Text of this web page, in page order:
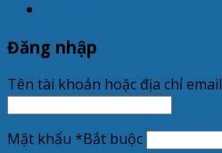
Đăng nhập
Tên tài khoản hoặc địa chỉ email
Mật khẩu *Bắt buộc